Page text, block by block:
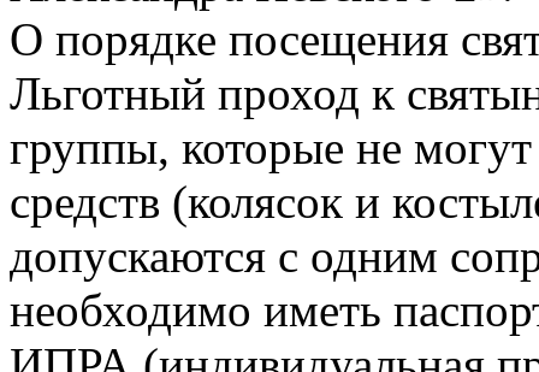
О порядке посещения
Льготный проход к
группы, которые не
средств (колясок и
допускаются с одним
необходимо иметь